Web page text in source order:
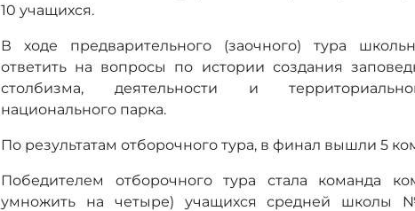
10 учащихся.
В ходе предварительного (заочного) тура
ответить на вопросы по истории создания
столбизма, деятельности и
национального парка.
По результатам отборочного тура, в финал вышли 5
Победителем отборочного тура стала команда
умножить на четыре) учащихся средней